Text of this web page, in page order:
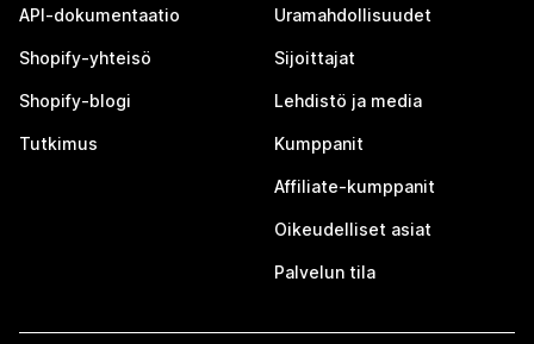
API-dokumentaatio
Shopify-yhteisö
Shopify-blogi
Tutkimus
Uramahdollisuudet
Sijoittajat
Lehdistö ja media
Kumppanit
Affiliate-kumppanit
Oikeudelliset asiat
Palvelun tila